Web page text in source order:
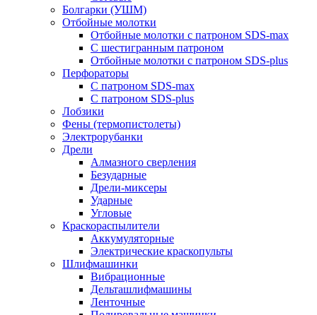
Болгарки (УШМ)
Отбойные молотки
Отбойные молотки с патроном SDS-max
С шестигранным патроном
Отбойные молотки с патроном SDS-plus
Перфораторы
С патроном SDS-max
С патроном SDS-plus
Лобзики
Фены (термопистолеты)
Электрорубанки
Дрели
Алмазного сверления
Безударные
Дрели-миксеры
Ударные
Угловые
Краскораспылители
Аккумуляторные
Электрические краскопульты
Шлифмашинки
Вибрационные
Дельташлифмашины
Ленточные